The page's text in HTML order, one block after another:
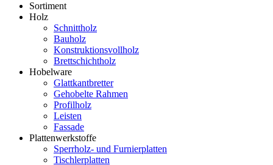
Sortiment
Holz
Schnittholz
Bauholz
Konstruktionsvollholz
Brettschichtholz
Hobelware
Glattkantbretter
Gehobelte Rahmen
Profilholz
Leisten
Fassade
Plattenwerkstoffe
Sperrholz- und Furnierplatten
Tischlerplatten